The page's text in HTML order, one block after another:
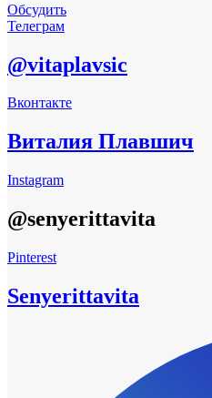
Обсудить
Телеграм
@vitaplavsic
Вконтакте
Виталия Плавшич
Instagram
@senyerittavita
Pinterest
Senyerittavita